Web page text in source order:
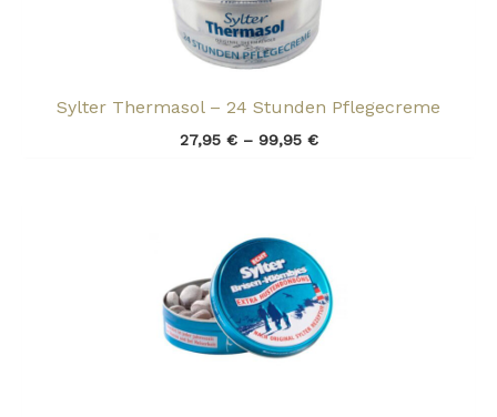
Sylter Thermasol – 24 Stunden Pflegecreme
27,95 €– 99,95 €